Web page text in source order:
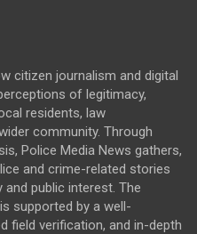
citizen journalism and digital
of legitimacy,
residents, law
community. Through
Police Media News gathers,
and crime-related stories
public interest. The
supported by a well-
field verification, and in-depth